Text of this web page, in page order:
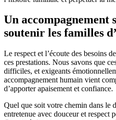
Un accompagnement
soutenir les familles
Le respect et l’écoute des besoins
ces prestations. Nous savons que
difficiles, et exigeants
accompagnement humain vient
d’apporter apaisement et confiance.
Quel que soit votre chemin dans le
entretenue avec douceur et respect